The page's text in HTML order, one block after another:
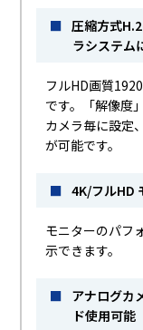
■ 圧縮方式
ラシステム
フルHD画質
です。「解像度
カメラ毎に設定
が可能です。
■ 4K/フルHD
モニターのパフ
示できます。
■ アナログカ
ド使用可能